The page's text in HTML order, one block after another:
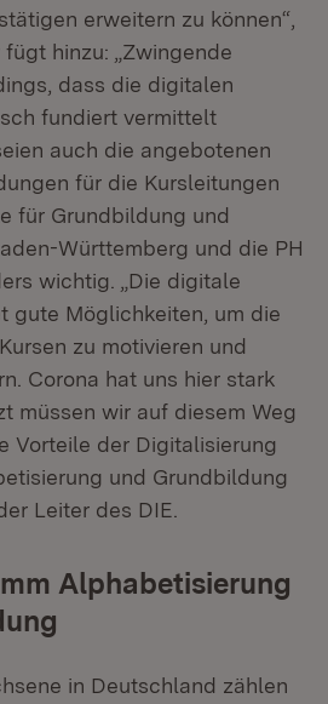
erweitern zu können“,
hinzu: „Zwingende
dass die digitalen
fundiert vermittelt
auch die angebotenen
für die Kursleitungen
für Grundbildung und
Württemberg und die PH
wichtig. „Die digitale
gute Möglichkeiten, um die
zu motivieren und
Corona hat uns hier stark
müssen wir auf diesem Weg
Vorteile der Digitalisierung
und Grundbildung
Leiter des DIE.
Alphabetisierung
in Deutschland zählen